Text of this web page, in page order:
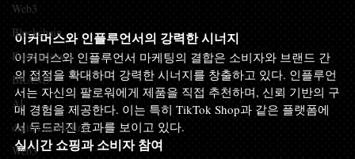
Web3
Blockchain
Press releases
BRAND
AI
digital marketing
Web3
이커머스와 인플루언서의 강력한 시너지
이커머스와 인플루언서 마케팅의 결합은 소비자와 브랜드 간
의 접점을 확대하며 강력한 시너지를 창출하고 있다. 인플루언
서는 자신의 팔로워에게 제품을 직접 추천하며, 신뢰 기반의 구
매 경험을 제공한다. 이는 특히 TikTok Shop과 같은 플랫폼에
서 두드러진 효과를 보이고 있다.
실시간 쇼핑과 소비자 참여